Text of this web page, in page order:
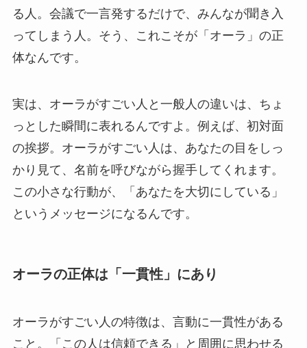
る人。会議で一言発するだけで、みんなが聞き入
ってしまう人。そう、これこそが「オーラ」の正
体なんです。
実は、オーラがすごい人と一般人の違いは、ちょ
っとした瞬間に表れるんですよ。例えば、初対面
の挨拶。オーラがすごい人は、あなたの目をしっ
かり見て、名前を呼びながら握手してくれます。
この小さな行動が、「あなたを大切にしている」
というメッセージになるんです。
オーラの正体は「一貫性」にあり
オーラがすごい人の特徴は、言動に一貫性がある
こと。「この人は信頼できる」と周囲に思わせる